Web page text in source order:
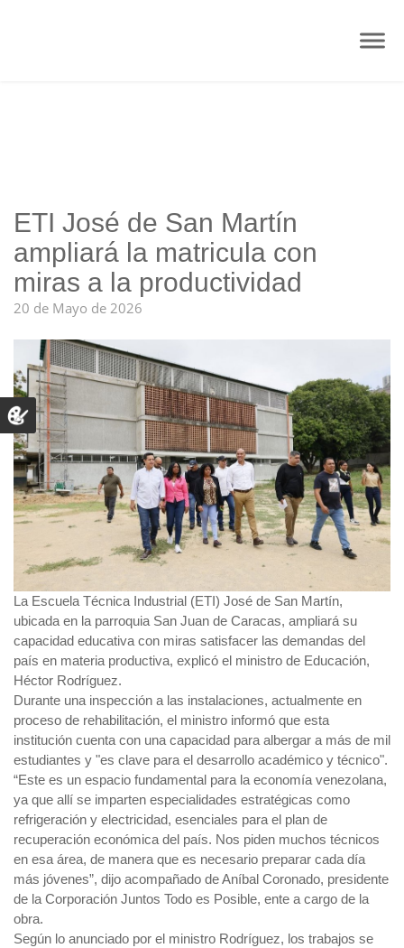
ETI José de San Martín
ampliará la matricula con
miras a la productividad
20 de Mayo de 2026
La Escuela Técnica Industrial (ETI) José de San Martín,
ubicada en la parroquia San Juan de Caracas, ampliará su
capacidad educativa con miras satisfacer las demandas del
país en materia productiva, explicó el ministro de Educación,
Héctor Rodríguez.
Durante una inspección a las instalaciones, actualmente en
proceso de rehabilitación, el ministro informó que esta
institución cuenta con una capacidad para albergar a más de mil
estudiantes y "es clave para el desarrollo académico y técnico".
“Este es un espacio fundamental para la economía venezolana,
ya que allí se imparten especialidades estratégicas como
refrigeración y electricidad, esenciales para el plan de
recuperación económica del país. Nos piden muchos técnicos
en esa área, de manera que es necesario preparar cada día
más jóvenes”, dijo acompañado de Aníbal Coronado, presidente
de la Corporación Juntos Todo es Posible, ente a cargo de la
obra.
Según lo anunciado por el ministro Rodríguez, los trabajos se